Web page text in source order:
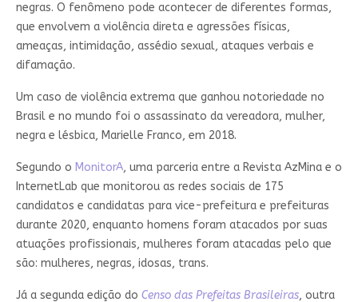
negras. O fenômeno pode acontecer de diferentes formas,
que envolvem a violência direta e agressões físicas,
ameaças, intimidação, assédio sexual, ataques verbais e
difamação.
Um caso de violência extrema que ganhou notoriedade no
Brasil e no mundo foi o assassinato da vereadora, mulher,
negra e lésbica, Marielle Franco, em 2018.
Segundo o MonitorA, uma parceria entre a Revista AzMina e o
InternetLab que monitorou as redes sociais de 175
candidatos e candidatas para vice-prefeitura e prefeituras
durante 2020, enquanto homens foram atacados por suas
atuações profissionais, mulheres foram atacadas pelo que
são: mulheres, negras, idosas, trans.
Já a segunda edição do Censo das Prefeitas Brasileiras, outra